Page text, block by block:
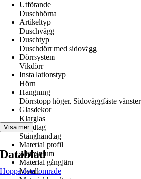
Utförande
Duschhörna
Artikeltyp
Duschvägg
Duschtyp
Duschdörr med sidovägg
Dörrsystem
Vikdörr
Installationstyp
Hörn
Hängning
Dörrstopp höger, Sidoväggfäste vänster
Glasdekor
Klarglas
Handtag
Stånghandtag
Material profil
Aluminium
Material gångjärn
Metall
Visa mer
Datablad
Hoppa över område